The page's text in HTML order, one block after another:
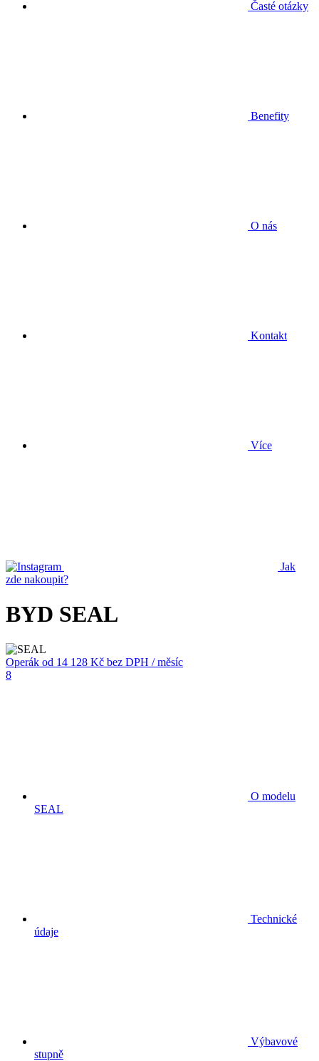
Časté otázky
Benefity
O nás
Kontakt
Více
Jak
zde nakoupit?
BYD SEAL
Operák od 14 128 Kč bez DPH / měsíc
8
O modelu
SEAL
Technické
údaje
Výbavové
stupně